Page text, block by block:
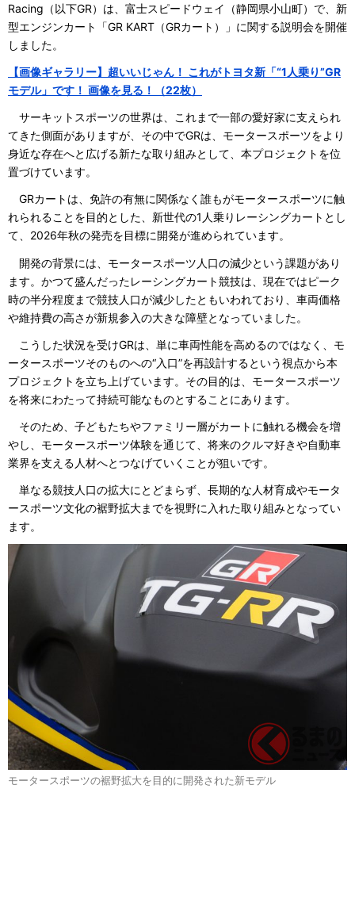
Racing（以下GR）は、富士スピードウェイ（静岡県小山町）で、新
型エンジンカート「GR KART（GRカート）」に関する説明会を開催
しました。
【画像ギャラリー】超いいじゃん！ これがトヨタ新「“1人乗り”GR
モデル」です！ 画像を見る！（22枚）
サーキットスポーツの世界は、これまで一部の愛好家に支えられ
てきた側面がありますが、その中でGRは、モータースポーツをより
身近な存在へと広げる新たな取り組みとして、本プロジェクトを位
置づけています。
GRカートは、免許の有無に関係なく誰もがモータースポーツに触
れられることを目的とした、新世代の1人乗りレーシングカートとし
て、2026年秋の発売を目標に開発が進められています。
開発の背景には、モータースポーツ人口の減少という課題があり
ます。かつて盛んだったレーシングカート競技は、現在ではピーク
時の半分程度まで競技人口が減少したともいわれており、車両価格
や維持費の高さが新規参入の大きな障壁となっていました。
こうした状況を受けGRは、単に車両性能を高めるのではなく、モ
ータースポーツそのものへの“入口”を再設計するという視点から本
プロジェクトを立ち上げています。その目的は、モータースポーツ
を将来にわたって持続可能なものとすることにあります。
そのため、子どもたちやファミリー層がカートに触れる機会を増
やし、モータースポーツ体験を通じて、将来のクルマ好きや自動車
業界を支える人材へとつなげていくことが狙いです。
単なる競技人口の拡大にとどまらず、長期的な人材育成やモータ
ースポーツ文化の裾野拡大までを視野に入れた取り組みとなってい
ます。
モータースポーツの裾野拡大を目的に開発された新モデル